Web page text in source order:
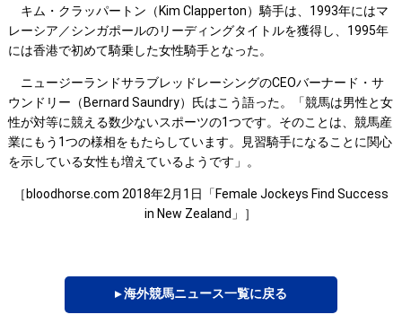
キム・クラッパートン（Kim Clapperton）騎手は、1993年にはマ
レーシア／シンガポールのリーディングタイトルを獲得し、1995年
には香港で初めて騎乗した女性騎手となった。
ニュージーランドサラブレッドレーシングのCEOバーナード・サ
ウンドリー（Bernard Saundry）氏はこう語った。「競馬は男性と女
性が対等に競える数少ないスポーツの1つです。そのことは、競馬産
業にもう1つの様相をもたらしています。見習騎手になることに関心
を示している女性も増えているようです」。
［bloodhorse.com 2018年2月1日「Female Jockeys Find Success
in New Zealand」］
▸ 海外競馬ニュース一覧に戻る